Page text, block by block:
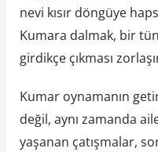
nevi kısır döngüye
Kumara dalmak, bir
girdikçe çıkması
Kumar oynamanın
değil, aynı zamanda
yaşanan çatışmalar,